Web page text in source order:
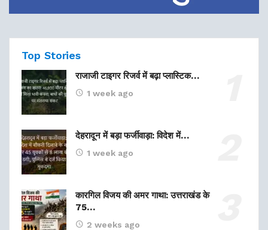
Top Stories
राजाजी टाइगर रिजर्व में बढ़ा प्लास्टिक…
1 week ago
देहरादून में बड़ा फर्जीवाड़ा: विदेश में…
1 week ago
कारगिल विजय की अमर गाथा: उत्तराखंड के
75…
2 weeks ago